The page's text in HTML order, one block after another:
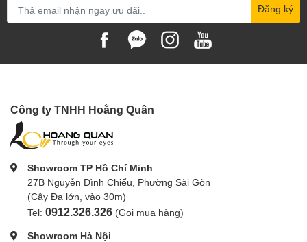
Đăng ký
Công ty TNHH Hoằng Quân
Showroom TP Hồ Chí Minh
27B Nguyễn Đình Chiểu, Phường Sài Gòn
(Cây Đa lớn, vào 30m)
Tel: 0912.326.326 (Gọi mua hàng)
Showroom Hà Nội